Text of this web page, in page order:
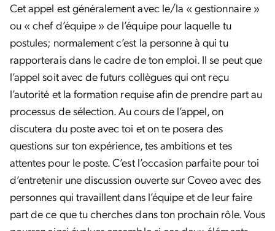
Cet appel est généralement avec le/la « gestionnaire »
ou « chef d’équipe » de l’équipe pour laquelle tu
postules; normalement c’est la personne à qui tu
rapporterais dans le cadre de ton emploi. Il se peut que
l’appel soit avec de futurs collègues qui ont reçu
l’autorité et la formation requise afin de prendre part au
processus de sélection. Au cours de l’appel, on
discutera du poste avec toi et on te posera des
questions sur ton expérience, tes ambitions et tes
attentes pour le poste. C’est l’occasion parfaite pour toi
d’entretenir une discussion ouverte sur Coveo avec des
personnes qui travaillent dans l’équipe et de leur faire
part de ce que tu cherches dans ton prochain rôle. Vous